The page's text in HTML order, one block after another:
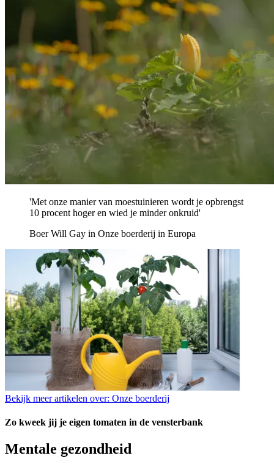
'Met onze manier van moestuinieren wordt je opbrengst
10 procent hoger en wied je minder onkruid'
Boer Will Gay in Onze boerderij in Europa
Bekijk meer artikelen over: Onze boerderij
Zo kweek jij je eigen tomaten in de vensterbank
Mentale gezondheid